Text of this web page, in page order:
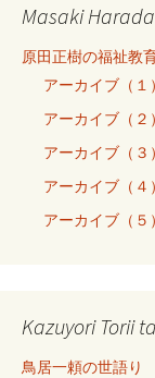
Masaki
原田正樹の福祉教
アーカイブ（１
アーカイブ（２
アーカイブ（３
アーカイブ（４
アーカイブ（５）
Kazuyori Torii
鳥居一頼の世語り